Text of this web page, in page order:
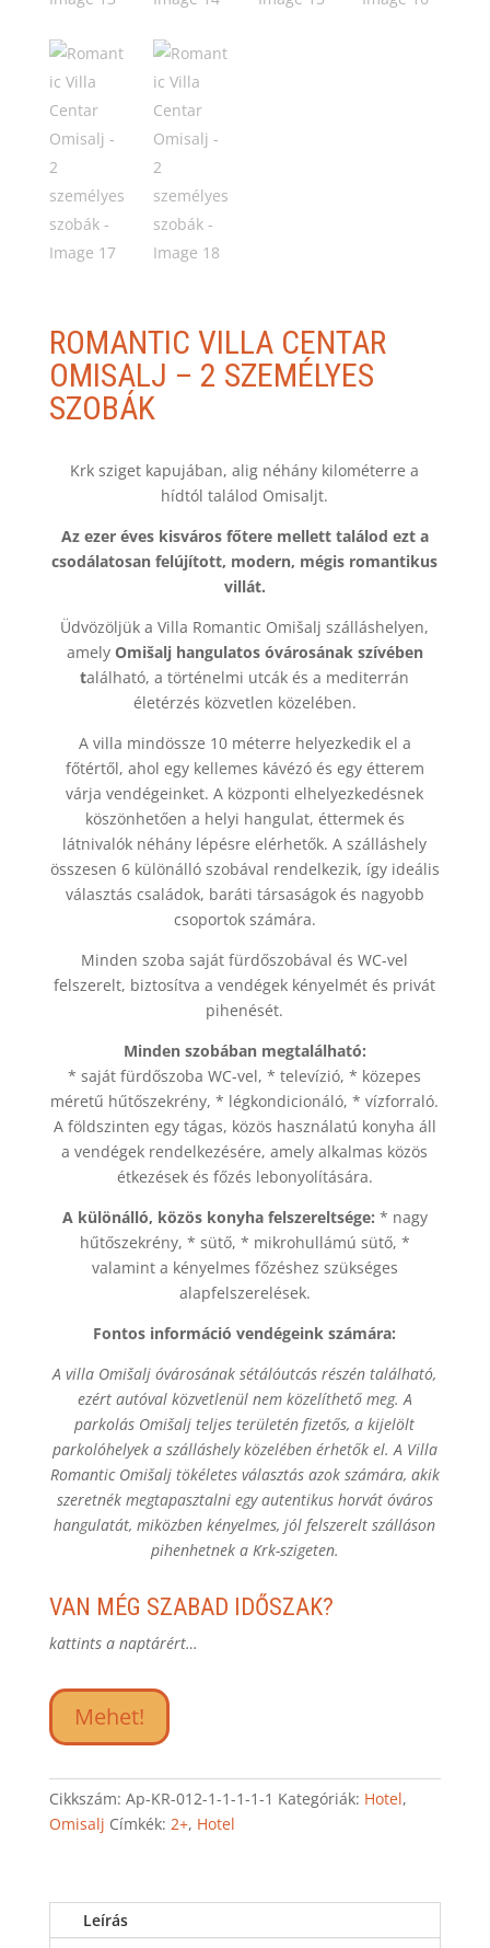
ROMANTIC VILLA CENTAR
OMISALJ – 2 SZEMÉLYES
SZOBÁK
Krk sziget kapujában, alig néhány kilométerre a
hídtól találod Omisaljt.
Az ezer éves kisváros főtere mellett találod ezt a
csodálatosan felújított, modern, mégis romantikus
villát.
Üdvözöljük a Villa Romantic Omišalj szálláshelyen,
amely Omišalj hangulatos óvárosának szívében
található, a történelmi utcák és a mediterrán
életérzés közvetlen közelében.
A villa mindössze 10 méterre helyezkedik el a
főtértől, ahol egy kellemes kávézó és egy étterem
várja vendégeinket. A központi elhelyezkedésnek
köszönhetően a helyi hangulat, éttermek és
látnivalók néhány lépésre elérhetők. A szálláshely
összesen 6 különálló szobával rendelkezik, így ideális
választás családok, baráti társaságok és nagyobb
csoportok számára.
Minden szoba saját fürdőszobával és WC-vel
felszerelt, biztosítva a vendégek kényelmét és privát
pihenését.
Minden szobában megtalálható:
* saját fürdőszoba WC-vel, * televízió, * közepes
méretű hűtőszekrény, * légkondicionáló, * vízforraló.
A földszinten egy tágas, közös használatú konyha áll
a vendégek rendelkezésére, amely alkalmas közös
étkezések és főzés lebonyolítására.
A különálló, közös konyha felszereltsége: * nagy
hűtőszekrény, * sütő, * mikrohullámú sütő, *
valamint a kényelmes főzéshez szükséges
alapfelszerelések.
Fontos információ vendégeink számára:
A villa Omišalj óvárosának sétálóutcás részén található,
ezért autóval közvetlenül nem közelíthető meg. A
parkolás Omišalj teljes területén fizetős, a kijelölt
parkolóhelyek a szálláshely közelében érhetők el. A Villa
Romantic Omišalj tökéletes választás azok számára, akik
szeretnék megtapasztalni egy autentikus horvát óváros
hangulatát, miközben kényelmes, jól felszerelt szálláson
pihenhetnek a Krk-szigeten.
VAN MÉG SZABAD IDŐSZAK?
kattints a naptárért…
Mehet!
Cikkszám: Ap-KR-012-1-1-1-1-1 Kategóriák: Hotel,
Omisalj Címkék: 2+, Hotel
Leírás